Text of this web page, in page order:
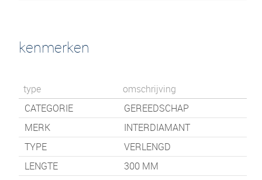
kenmerken
type
omschrijving
CATEGORIE
GEREEDSCHAP
MERK
INTERDIAMANT
TYPE
VERLENGD
LENGTE
300 MM